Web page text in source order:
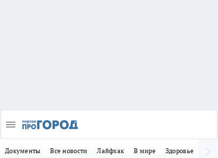
Документы Все новости Лайфхак В мире Здоровье